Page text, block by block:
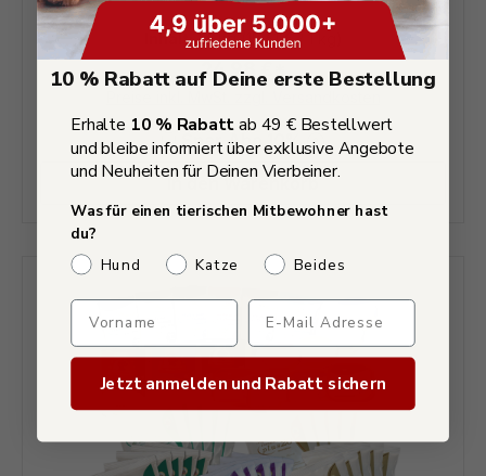
Inhalt:1.6 kg(15,61 € / 1 kg)
24,98 €*
Spar-Abo 10%
In den Warenkorb
10 % Rabatt auf Deine erste Bestellung
Erhalte 10 % Rabattab 49 € Bestellwert
und bleibe informiert über exklusive Angebote
und Neuheiten für Deinen Vierbeiner.
Was für einen tierischen Mitbewohner hast
du?
Welches Haustier hast du?
Hund Katze Beides
Verpasse keine
Jetzt anmelden und Rabatt sichern